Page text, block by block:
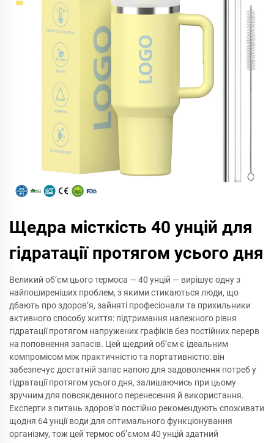
Щедра місткість 40 унцій для
гідратації протягом усього дня
Великий об’єм цього термоса — 40 унцій — вирішує одну з
найпоширеніших проблем, з якими стикаються люди, що
дбають про здоров’я, зайняті професіонали та прихильники
активного способу життя: підтримання належного рівня
гідратації протягом напружених графіків без постійних перерв
на поповнення запасів. Цей щедрий об’єм є ідеальним
компромісом між практичністю та портативністю: він
забезпечує достатній запас напою для задоволення потреб у
гідратації протягом усього дня, залишаючись при цьому
зручним для повсякденного перенесення й використання.
Експерти з питань здоров’я постійно рекомендують споживати
щодня 64 унції води для оптимального функціонування
організму, тож цей термос об’ємом 40 унцій здатний